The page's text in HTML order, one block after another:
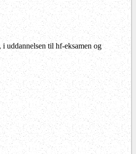
uddannelsen til hf-eksamen og